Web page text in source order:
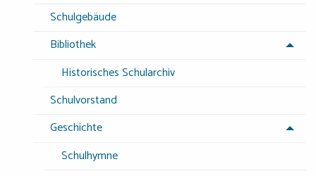
Schulgebäude
Bibliothek
Historisches Schularchiv
Schulvorstand
Geschichte
Schulhymne